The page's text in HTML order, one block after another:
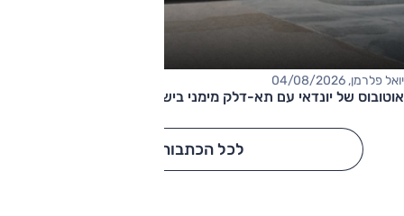
יואל פלרמן, 04/08/2026
אוטובוס של יונדאי עם תא-דלק מימני בישראל
לכל הכתבות